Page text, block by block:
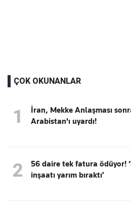
ÇOK OKUNANLAR
1
İran, Mekke Anlaşması
Arabistan'ı uyardı!
2
56 daire tek fatura ödüyor!
inşaatı yarım bıraktı’